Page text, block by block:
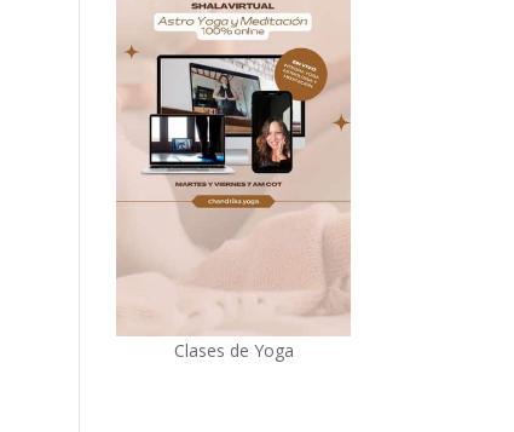
Clases de Yoga